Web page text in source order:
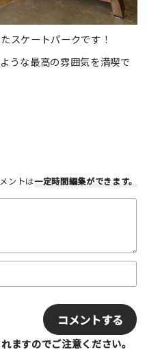
スケートパークです！
うな最高の雰囲気を満喫で
ントは一定時間編集ができます。
*
ますのでご注意ください。